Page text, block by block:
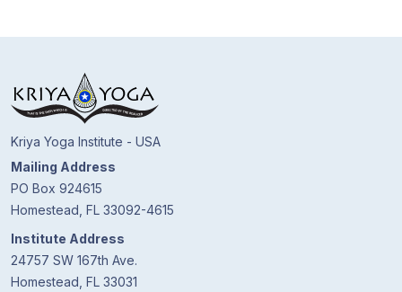
Kriya Yoga Institute - USA
Mailing Address
PO Box 924615
Homestead, FL 33092-4615
Institute Address
24757 SW 167th Ave.
Homestead, FL 33031